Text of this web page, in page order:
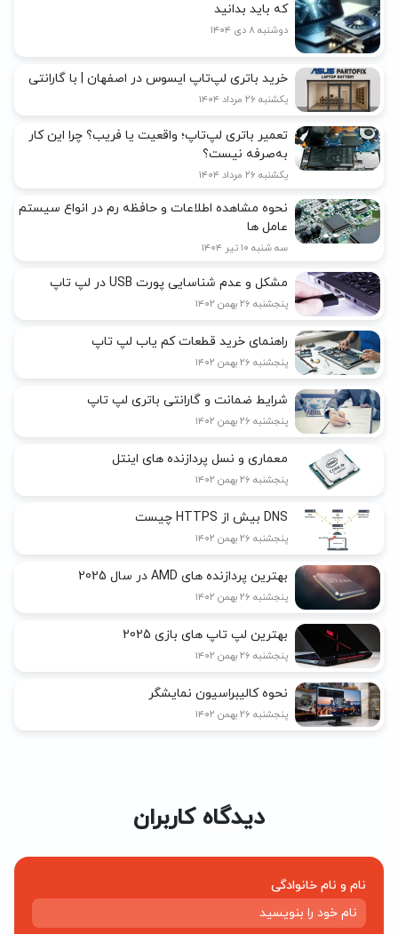
که باید بدانید
دوشنبه ۸ دی ۱۴۰۴
خرید باتری لپ‌تاپ ایسوس در اصفهان | با گارانتی
یکشنبه ۲۶ مرداد ۱۴۰۴
تعمیر باتری لپ‌تاپ؛ واقعیت یا فریب؟ چرا این کار
به‌صرفه نیست؟
یکشنبه ۲۶ مرداد ۱۴۰۴
نحوه مشاهده اطلاعات و حافظه رم در انواع سیستم
عامل ها
سه شنبه ۱۰ تیر ۱۴۰۴
مشکل و عدم شناسایی پورت USB در لپ تاپ
پنجشنبه ۲۶ بهمن ۱۴۰۲
راهنمای خرید قطعات کم یاب لپ تاپ
پنجشنبه ۲۶ بهمن ۱۴۰۲
شرایط ضمانت و گارانتی باتری لپ تاپ
پنجشنبه ۲۶ بهمن ۱۴۰۲
معماری و نسل پردازنده های اینتل
پنجشنبه ۲۶ بهمن ۱۴۰۲
DNS بیش از HTTPS چیست
پنجشنبه ۲۶ بهمن ۱۴۰۲
بهترین پردازنده های AMD در سال 2025
پنجشنبه ۲۶ بهمن ۱۴۰۲
بهترین لپ تاپ های بازی 2025
پنجشنبه ۲۶ بهمن ۱۴۰۲
نحوه کالیبراسیون نمایشگر
پنجشنبه ۲۶ بهمن ۱۴۰۲
دیدگاه کاربران
نام و نام خانوادگی